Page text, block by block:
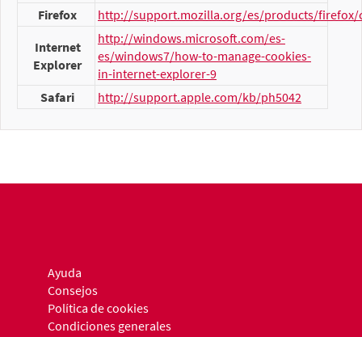
Firefox
http://support.mozilla.org/es/products/firefox/
Internet
Explorer
http://windows.microsoft.com/es-
es/windows7/how-to-manage-cookies-
in-internet-explorer-9
Safari
http://support.apple.com/kb/ph5042
Ayuda
Consejos
Política de cookies
Condiciones generales